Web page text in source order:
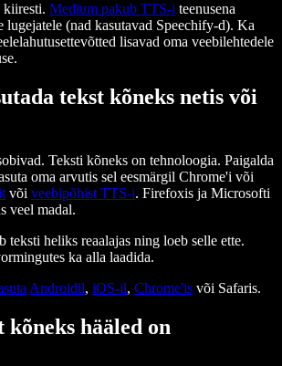
kiiresti. Medium pakub TTS-i teenusena
lugejatele (nad kasutavad Speechify-d). Ka
lisavad oma veebilehtedele
tekst kõneks netis või
Teksti kõneks on tehnoloogia. Paigalda
oma arvutis sel eesmärgil Chrome'i või
või veebipõhist TTS-i. Firefoxis ja Microsofti
veel madal.
teksti heliks reaalajas ning loeb selle ette.
ka alla laadida.
Androidil, iOS-il, Chrome'is või Safaris.
kõneks hääled on